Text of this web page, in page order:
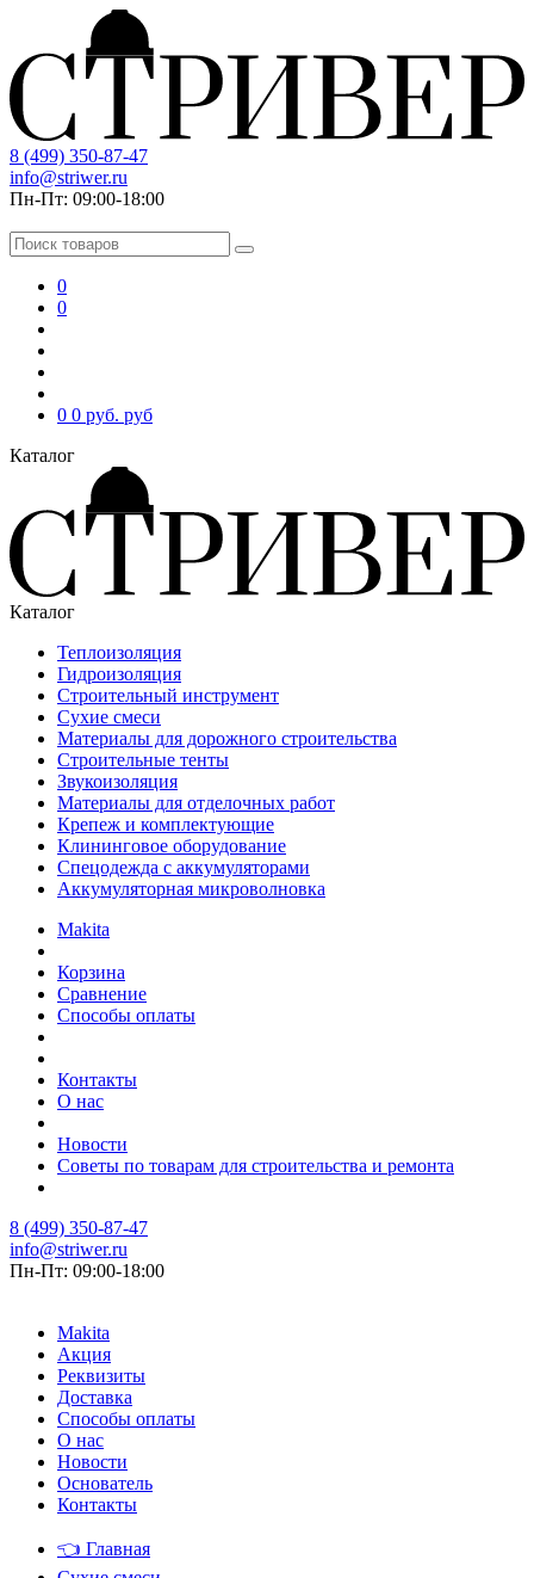
8 (499) 350-87-47
info@striwer.ru
Пн-Пт: 09:00-18:00
0
0
0 0 руб. руб
Каталог
Каталог
Теплоизоляция
Гидроизоляция
Строительный инструмент
Сухие смеси
Материалы для дорожного строительства
Строительные тенты
Звукоизоляция
Материалы для отделочных работ
Крепеж и комплектующие
Клининговое оборудование
Спецодежда с аккумуляторами
Аккумуляторная микроволновка
Makita
Корзина
Сравнение
Способы оплаты
Контакты
О нас
Новости
Советы по товарам для строительства и ремонта
8 (499) 350-87-47
info@striwer.ru
Пн-Пт: 09:00-18:00
Makita
Акция
Реквизиты
Доставка
Способы оплаты
О нас
Новости
Основатель
Контакты
👈 Главная